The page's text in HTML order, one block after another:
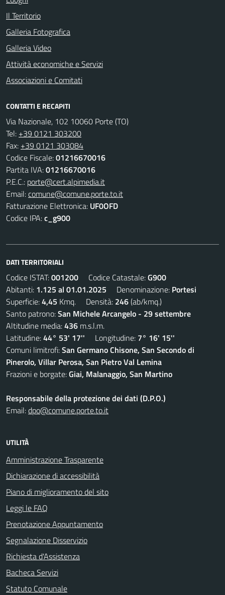
Il Territorio
Galleria Fotografica
Galleria Video
Attività economiche e Servizi
Associazioni e Comitati
CONTATTI E RECAPITI
Via Nazionale, 102 10060 Porte (TO)
Tel: +39 0121 303200
Fax: +39 0121 303084
Codice Fiscale:01216670016
Partita IVA:01216670016
P.E.C.: porte@cert.alpimedia.it
Email:comune@comune.porte.to.it
Fatturazione Elettronica: UF0OFD
Codice IPA:c_g900
DATI TERRITORIALI
Codice ISTAT:001200 Codice Catastale:G900
Abitanti: 1.125 al 01.01.2025 Denominazione: Portesi
Superficie:4,45 Kmq. Densità: 246(ab/kmq.)
Santo patrono:San Michele Arcangelo - 29 settembre
Altitudine media:436 m.s.l.m.
Latitudine:44° 53' 17'' Longitudine: 7° 16' 15''
Comuni limitrofi:San Germano Chisone, San Secondo di
Pinerolo, Villar Perosa, San Pietro Val Lemina
Frazioni e borgate:Giai, Malanaggio, San Martino
Responsabile della protezione dei dati (D.P.O.)
Email:dpo@comune.porte.to.it
UTILITÀ
Amministrazione Trasparente
Dichiarazione di accessibilità
Piano di miglioramento del sito
Leggi le FAQ
Prenotazione Appuntamento
Segnalazione Disservizio
Richiesta d'Assistenza
Bacheca Servizi
Statuto Comunale